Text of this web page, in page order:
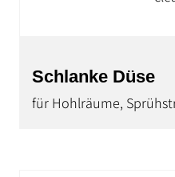
Schlanke Düse
für Hohlräume,